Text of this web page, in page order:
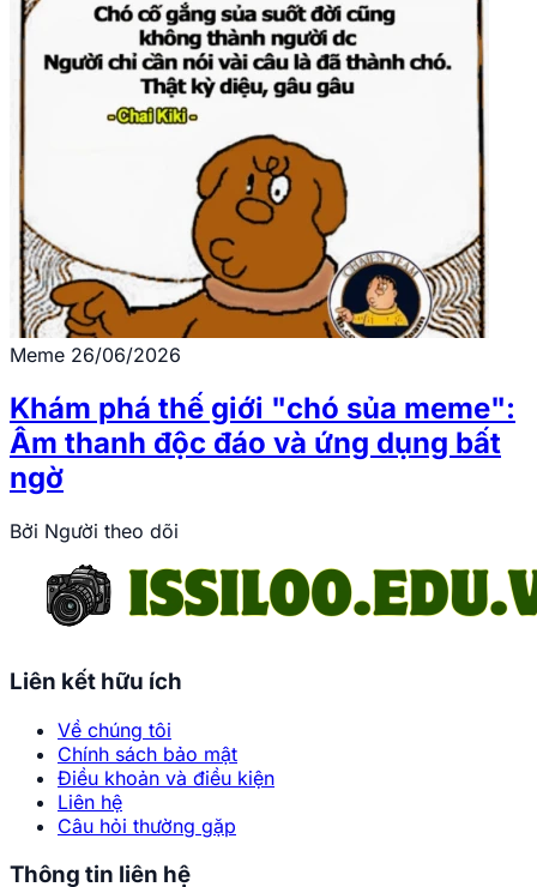
Meme 26/06/2026
Khám phá thế giới "chó sủa meme":
Âm thanh độc đáo và ứng dụng bất
ngờ
Bởi Người theo dõi
Liên kết hữu ích
Về chúng tôi
Chính sách bảo mật
Điều khoản và điều kiện
Liên hệ
Câu hỏi thường gặp
Thông tin liên hệ